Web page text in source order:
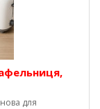
для